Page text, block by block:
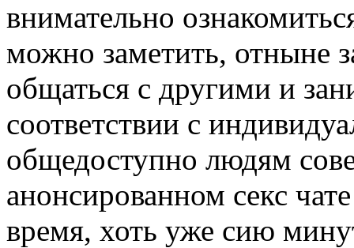
внимательно
можно заметить, отныне
общаться с другими и
соответствии с
общедоступно людям
анонсированном секс
время, хоть уже сию